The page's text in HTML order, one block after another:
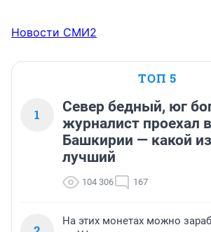
Новости СМИ2
ТОП 5
1
Север бедный, юг
журналист проехал
Башкирии — какой
лучший
104 306 167
На этих монетах можно